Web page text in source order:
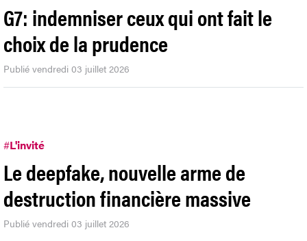
G7: indemniser ceux qui ont fait le
choix de la prudence
Publié vendredi 03 juillet 2026
#L'invité
Le deepfake, nouvelle arme de
destruction financière massive
Publié vendredi 03 juillet 2026